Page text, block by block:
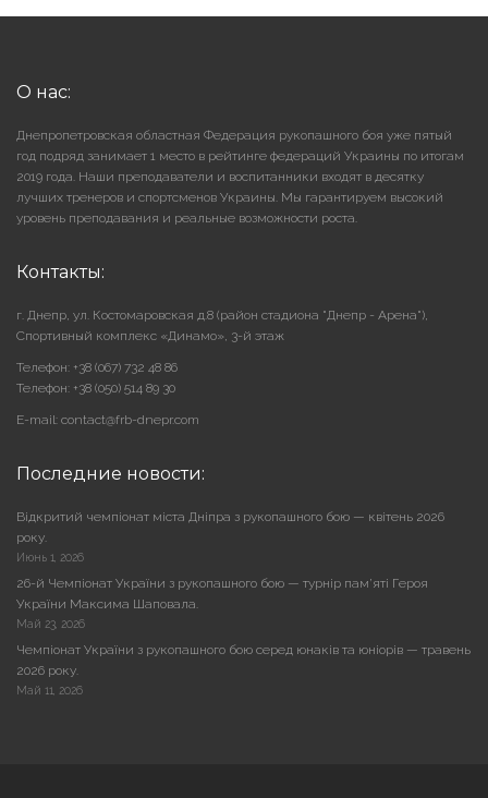
О нас:
Днепропетровская областная Федерация рукопашного боя уже пятый
год подряд занимает 1 место в рейтинге федераций Украины по итогам
2019 года. Наши преподаватели и воспитанники входят в десятку
лучших тренеров и спортсменов Украины. Мы гарантируем высокий
уровень преподавания и реальные возможности роста.
Контакты:
г. Днепр, ул. Костомаровская д.8 (район стадиона "Днепр - Арена"),
Cпортивный комплекс «Динамо», 3-й этаж
Телефон: +38 (067) 732 48 86
Телефон: +38 (050) 514 89 30
E-mail: contact@frb-dnepr.com
Последние новости:
Відкритий чемпіонат міста Дніпра з рукопашного бою — квітень 2026
року.
Июнь 1, 2026
26-й Чемпіонат України з рукопашного бою — турнір пам’яті Героя
України Максима Шаповала.
Май 23, 2026
Чемпіонат України з рукопашного бою серед юнаків та юніорів — травень
2026 року.
Май 11, 2026